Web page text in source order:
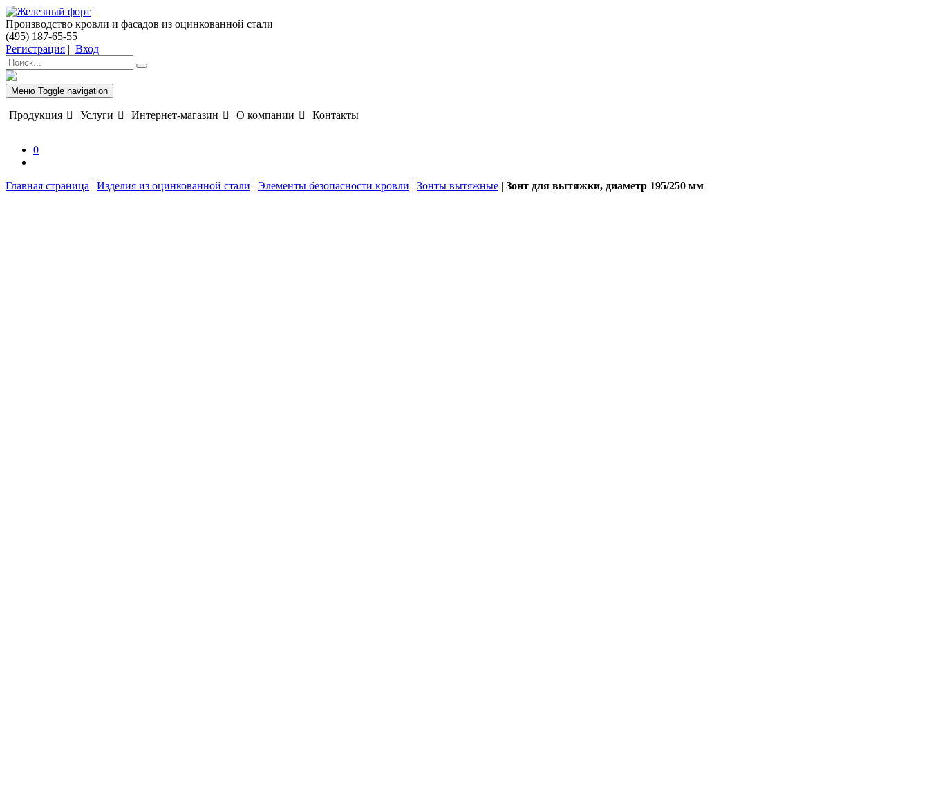
Производство кровли и фасадов из оцинкованной стали
(495) 187-65-55
Регистрация | Вход
Меню Toggle navigation
Продукция Услуги Интернет-магазин О компании Контакты
0
Главная страница | Изделия из оцинкованной стали | Элементы безопасности кровли | Зонты вытяжные | Зонт для вытяжки, диаметр 195/250 мм